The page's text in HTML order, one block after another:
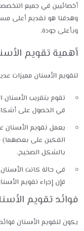
أخصائيين في جميع
وهدفنا هو تقديم أعلى
وبأعلى جودة.
أهمية تقويم
لتقويم الأسنان مميزات
تقوم بتقريب الأسنان
في الحصول على
يعمل تقويم
الفكين على بعضهما)
بالشكل الصحيح.
في حالة كانت
فإن إجراء تقويم
فوائد تقويم
يكون لتقويم الأسنان